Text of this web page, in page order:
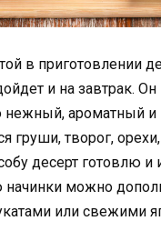
в приготовлении
и на завтрак. Он
нежный, ароматный и
груши, творог,
десерт готовлю и
можно
или свежими